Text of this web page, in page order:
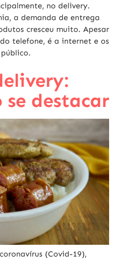
no delivery.
a demanda de entrega
cresceu muito. Apesar
telefone, é a internet e os
se destacar
(Covid-19),